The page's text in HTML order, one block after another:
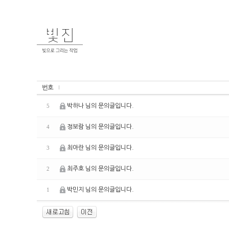
번호
5 박하나 님의 문의글입니다.
4 정보람 님의 문의글입니다.
3 최아란 님의 문의글입니다.
2 최주호 님의 문의글입니다.
1 박민지 님의 문의글입니다.